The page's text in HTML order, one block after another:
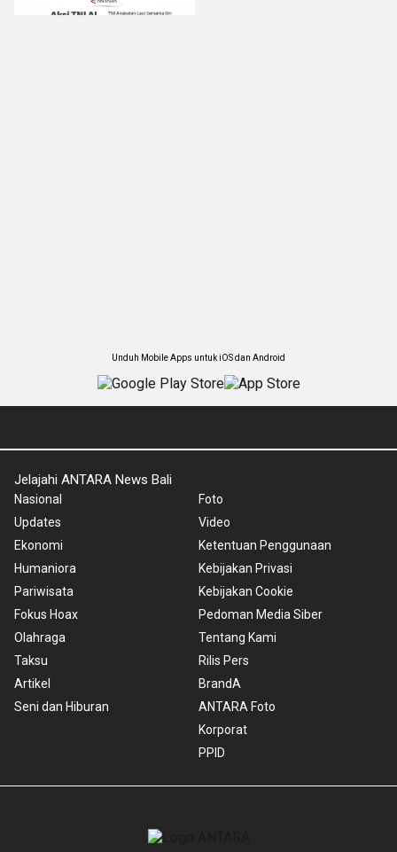
Unduh Mobile Apps untuk iOS dan Android
Jelajahi ANTARA News Bali
Nasional
Updates
Ekonomi
Humaniora
Pariwisata
Fokus Hoax
Olahraga
Taksu
Artikel
Seni dan Hiburan
Foto
Video
Ketentuan Penggunaan
Kebijakan Privasi
Kebijakan Cookie
Pedoman Media Siber
Tentang Kami
Rilis Pers
BrandA
ANTARA Foto
Korporat
PPID